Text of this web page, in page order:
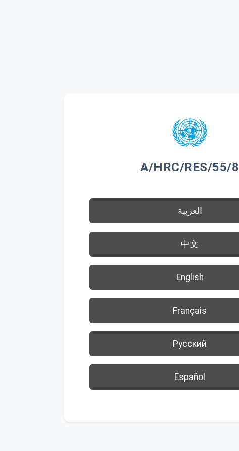
A/HRC/RES/55/8
العربية
中文
English
Français
Русский
Español